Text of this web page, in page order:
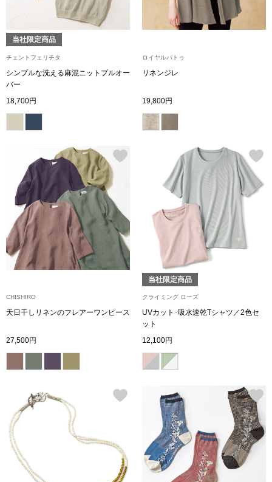
ス
その他
ザ･ノース･フ
ヘリーハンセン
カンタベリー
金谷製靴
【特集】
【特集】
当社限定商品
チェントフェリチタ
シンプルな洗える麻混ニットプルオー
バー
18,700円
ロイヤルパトゥ
リネンジレ
19,800円
CHISHIRO
天日干しリネンのフレアーワンピース
27,500円
当社限定商品
クライミング ローズ
UVカット･吸水速乾Tシャツ／2色セ
ット
12,100円